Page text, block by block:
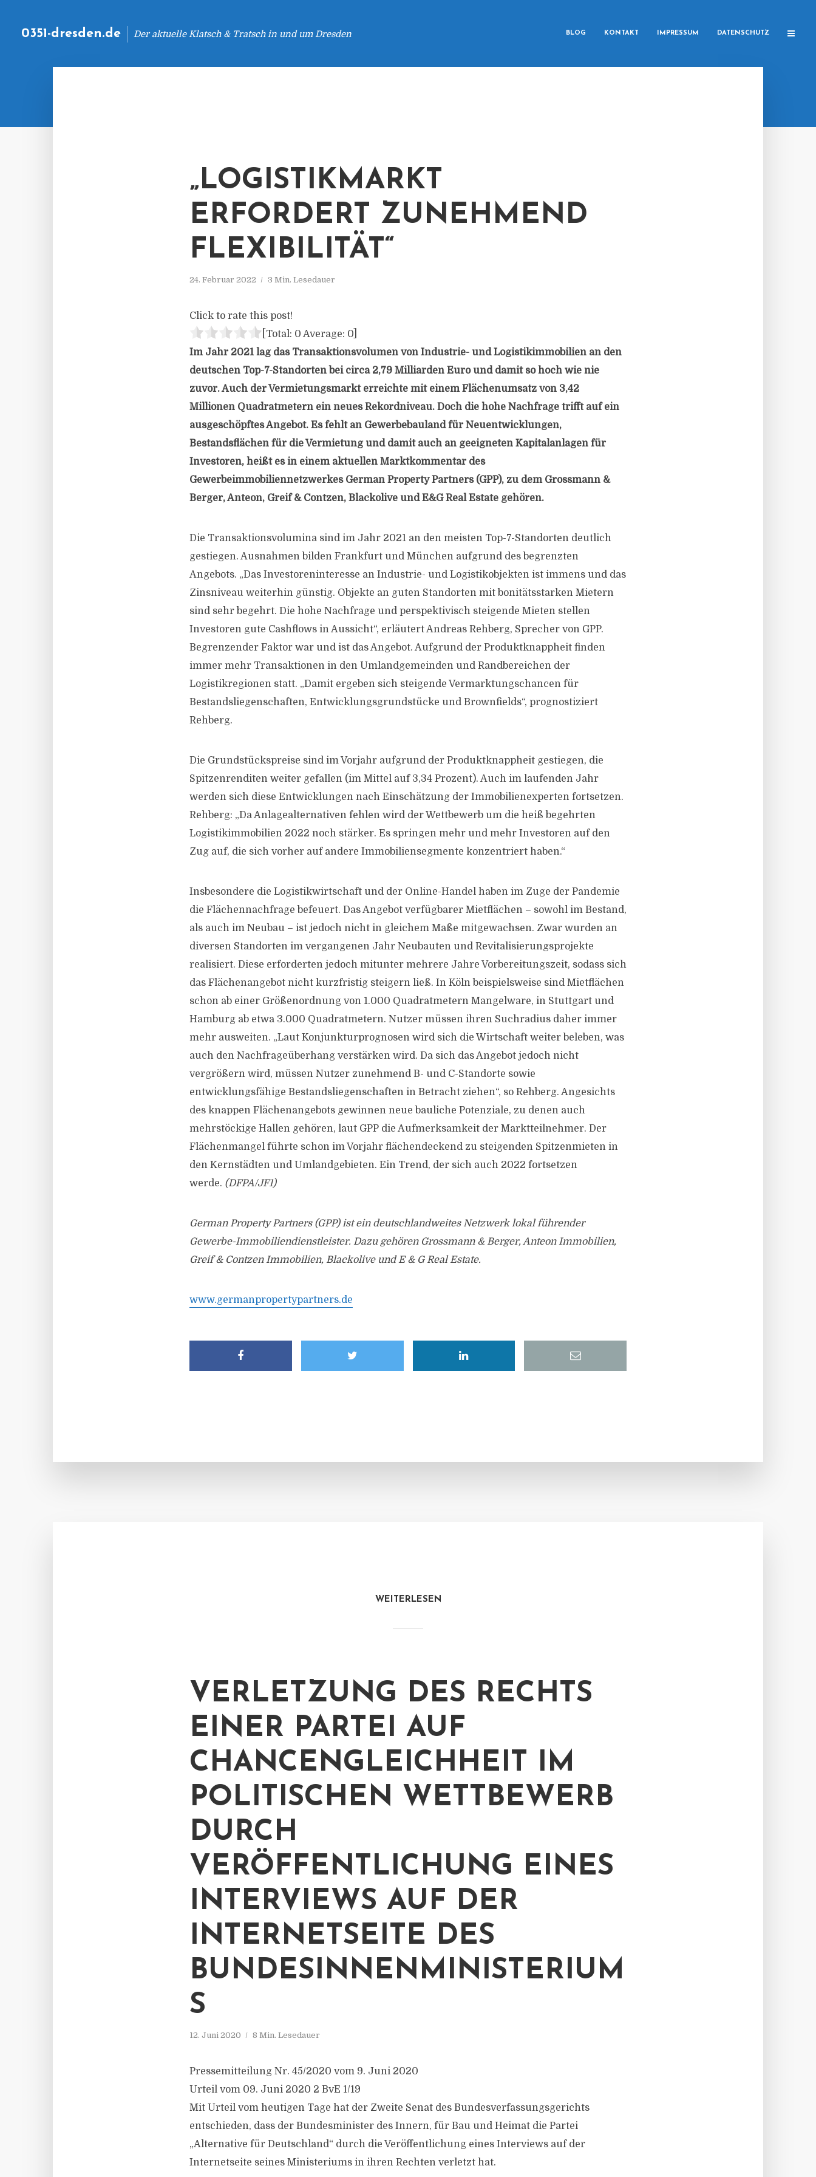
0351-dresden.de Der aktuelle Klatsch & Tratsch in und um Dresden BLOG KONTAKT IMPRESSUM DATENSCHUTZ
„LOGISTIKMARKT
ERFORDERT ZUNEHMEND
FLEXIBILITÄT“
24. Februar 2022 3 Min. Lesedauer
Click to rate this post!
[Total: 0 Average: 0
Im Jahr 2021 lag das Transaktionsvolumen von Industrie- und Logistikimmobilien an den
deutschen Top-7-Standorten bei circa 2,79 Milliarden Euro und damit so hoch wie nie
zuvor. Auch der Vermietungsmarkt erreichte mit einem Flächenumsatz von 3,42
Millionen Quadratmetern ein neues Rekordniveau. Doch die hohe Nachfrage trifft auf ein
ausgeschöpftes Angebot. Es fehlt an Gewerbebauland für Neuentwicklungen,
Bestandsflächen für die Vermietung und damit auch an geeigneten Kapitalanlagen für
Investoren, heißt es in einem aktuellen Marktkommentar des
Gewerbeimmobiliennetzwerkes German Property Partners (GPP), zu dem Grossmann &
Berger, Anteon, Greif & Contzen, Blackolive und E&G Real Estate gehören.
Die Transaktionsvolumina sind im Jahr 2021 an den meisten Top-7-Standorten deutlich
gestiegen. Ausnahmen bilden Frankfurt und München aufgrund des begrenzten
Angebots. „Das Investoreninteresse an Industrie- und Logistikobjekten ist immens und das
Zinsniveau weiterhin günstig. Objekte an guten Standorten mit bonitätsstarken Mietern
sind sehr begehrt. Die hohe Nachfrage und perspektivisch steigende Mieten stellen
Investoren gute Cashflows in Aussicht“, erläutert Andreas Rehberg, Sprecher von GPP.
Begrenzender Faktor war und ist das Angebot. Aufgrund der Produktknappheit finden
immer mehr Transaktionen in den Umlandgemeinden und Randbereichen der
Logistikregionen statt. „Damit ergeben sich steigende Vermarktungschancen für
Bestandsliegenschaften, Entwicklungsgrundstücke und Brownfields“, prognostiziert
Rehberg.
Die Grundstückspreise sind im Vorjahr aufgrund der Produktknappheit gestiegen, die
Spitzenrenditen weiter gefallen (im Mittel auf 3,34 Prozent). Auch im laufenden Jahr
werden sich diese Entwicklungen nach Einschätzung der Immobilienexperten fortsetzen.
Rehberg: „Da Anlagealternativen fehlen wird der Wettbewerb um die heiß begehrten
Logistikimmobilien 2022 noch stärker. Es springen mehr und mehr Investoren auf den
Zug auf, die sich vorher auf andere Immobiliensegmente konzentriert haben.“
Insbesondere die Logistikwirtschaft und der Online-Handel haben im Zuge der Pandemie
die Flächennachfrage befeuert. Das Angebot verfügbarer Mietflächen – sowohl im Bestand,
als auch im Neubau – ist jedoch nicht in gleichem Maße mitgewachsen. Zwar wurden an
diversen Standorten im vergangenen Jahr Neubauten und Revitalisierungsprojekte
realisiert. Diese erforderten jedoch mitunter mehrere Jahre Vorbereitungszeit, sodass sich
das Flächenangebot nicht kurzfristig steigern ließ. In Köln beispielsweise sind Mietflächen
schon ab einer Größenordnung von 1.000 Quadratmetern Mangelware, in Stuttgart und
Hamburg ab etwa 3.000 Quadratmetern. Nutzer müssen ihren Suchradius daher immer
mehr ausweiten. „Laut Konjunkturprognosen wird sich die Wirtschaft weiter beleben, was
auch den Nachfrageüberhang verstärken wird. Da sich das Angebot jedoch nicht
vergrößern wird, müssen Nutzer zunehmend B- und C-Standorte sowie
entwicklungsfähige Bestandsliegenschaften in Betracht ziehen“, so Rehberg. Angesichts
des knappen Flächenangebots gewinnen neue bauliche Potenziale, zu denen auch
mehrstöckige Hallen gehören, laut GPP die Aufmerksamkeit der Marktteilnehmer. Der
Flächenmangel führte schon im Vorjahr flächendeckend zu steigenden Spitzenmieten in
den Kernstädten und Umlandgebieten. Ein Trend, der sich auch 2022 fortsetzen
werde. (DFPA/JF1)
German Property Partners (GPP) ist ein deutschlandweites Netzwerk lokal führender
Gewerbe-Immobiliendienstleister. Dazu gehören Grossmann & Berger, Anteon Immobilien,
Greif & Contzen Immobilien, Blackolive und E & G Real Estate.
www.germanpropertypartners.de
WEITERLESEN
VERLETZUNG DES RECHTS
EINER PARTEI AUF
CHANCENGLEICHHEIT IM
POLITISCHEN WETTBEWERB
DURCH
VERÖFFENTLICHUNG EINES
INTERVIEWS AUF DER
INTERNETSEITE DES
BUNDESINNENMINISTERIUM
S
12. Juni 2020 8 Min. Lesedauer
Pressemitteilung Nr. 45/2020 vom 9. Juni 2020
Urteil vom 09. Juni 2020 2 BvE 1/19
Mit Urteil vom heutigen Tage hat der Zweite Senat des Bundesverfassungsgerichts
entschieden, dass der Bundesminister des Innern, für Bau und Heimat die Partei
„Alternative für Deutschland“ durch die Veröffentlichung eines Interviews auf der
Internetseite seines Ministeriums in ihren Rechten verletzt hat.